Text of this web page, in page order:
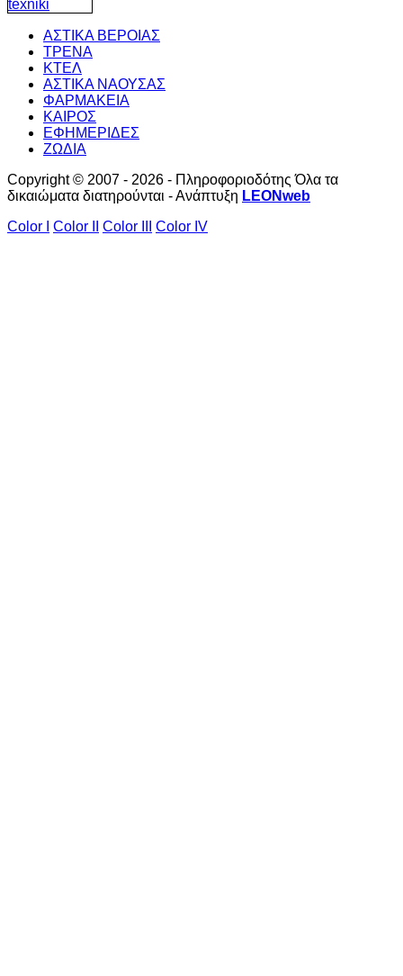
ΑΣΤΙΚΑ ΒΕΡΟΙΑΣ
ΤΡΕΝΑ
ΚΤΕΛ
ΑΣΤΙΚΑ ΝΑΟΥΣΑΣ
ΦΑΡΜΑΚΕΙΑ
ΚΑΙΡΟΣ
ΕΦΗΜΕΡΙΔΕΣ
ΖΩΔΙΑ
Copyright © 2007 - 2026 - Πληροφοριοδότης Όλα τα
δικαιώματα διατηρούνται - Ανάπτυξη LEONweb
Color I
Color II Color III Color IV